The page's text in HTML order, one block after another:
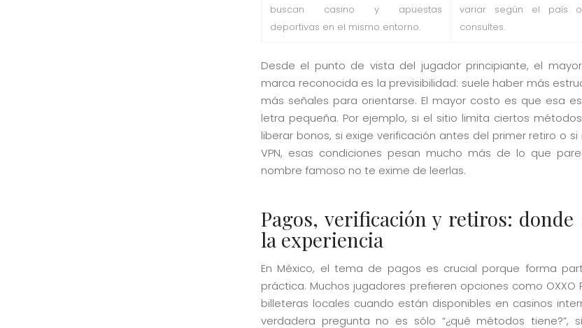
buscan casino y apuestas
deportivas en el mismo entorno.
variar según el país
consultes.
Desde el punto de vista del jugador principiante, el
marca reconocida es la previsibilidad: suele haber más
más señales para orientarse. El mayor costo es que esa
letra pequeña. Por ejemplo, si el sitio limita ciertos
liberar bonos, si exige verificación antes del primer retiro o
VPN, esas condiciones pesan mucho más de lo que
nombre famoso no te exime de leerlas.
Pagos, verificación y retiros:
la experiencia
En México, el tema de pagos es crucial porque forma
práctica. Muchos jugadores prefieren opciones como OXXO
billeteras locales cuando están disponibles en casinos
verdadera pregunta no es sólo “¿qué métodos tiene?”,